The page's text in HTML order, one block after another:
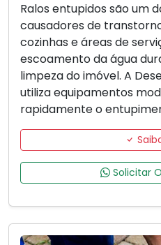
Ralos entupidos são um
causadores de
cozinhas e áreas de
escoamento da água
limpeza do imóvel. A
utiliza equipamentos
rapidamente o
Solicitar